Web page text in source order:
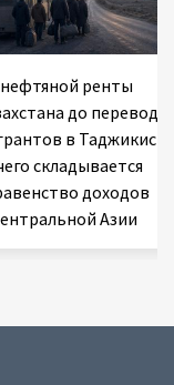
ренты
до
в
складывается
доходов
Азии